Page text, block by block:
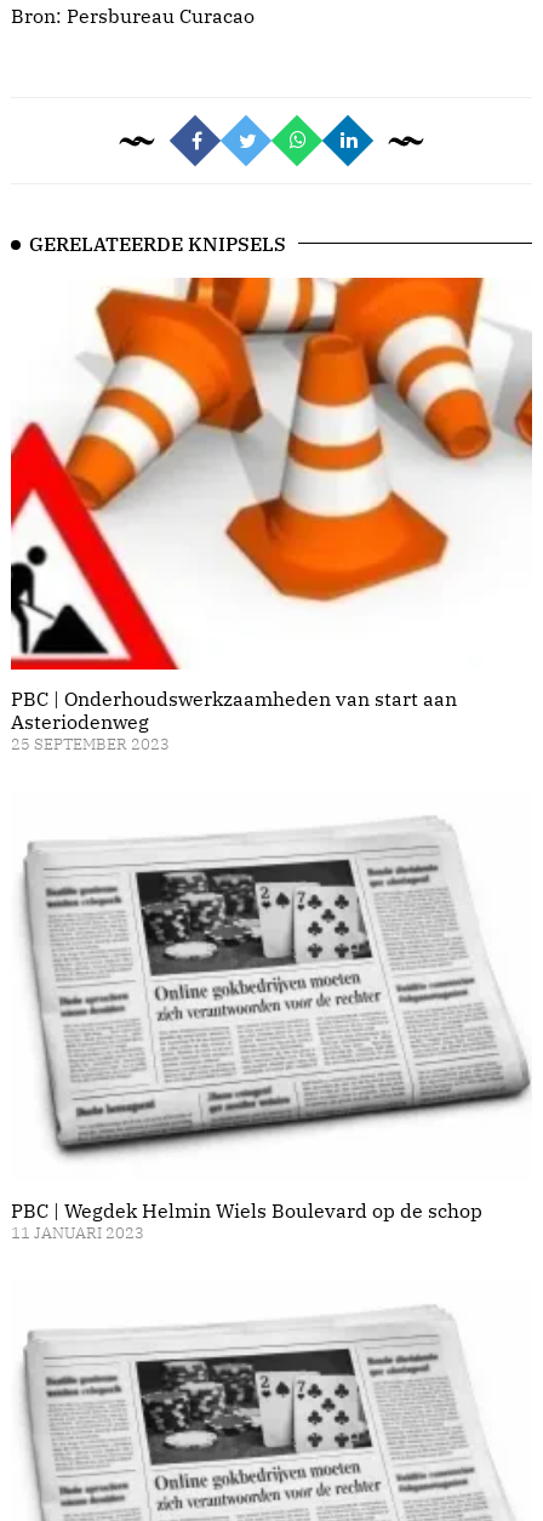
Bron: Persbureau Curacao
GERELATEERDE KNIPSELS
PBC | Onderhoudswerkzaamheden van start aan
Asteriodenweg
25 SEPTEMBER 2023
PBC | Wegdek Helmin Wiels Boulevard op de schop
11 JANUARI 2023